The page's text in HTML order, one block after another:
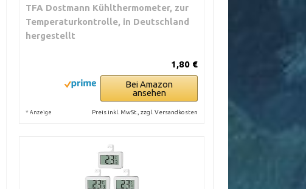
TFA Dostmann Kühlthermometer, zur
Temperaturkontrolle, in Deutschland
hergestellt
1,80 €
Bei Amazon
ansehen
* Anzeige Preis inkl. MwSt., zzgl. Versandkosten